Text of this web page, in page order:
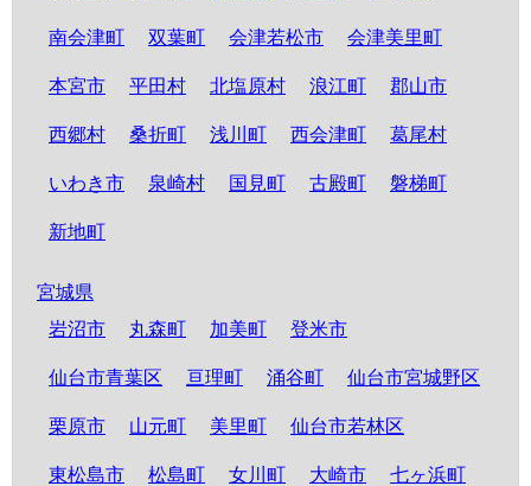
南会津町 双葉町 会津若松市 会津美里町
本宮市 平田村 北塩原村 浪江町 郡山市
西郷村 桑折町 浅川町 西会津町 葛尾村
いわき市 泉崎村 国見町 古殿町 磐梯町
新地町
宮城県
岩沼市
丸森町 加美町 登米市
仙台市青葉区 亘理町 涌谷町 仙台市宮城野区
栗原市 山元町 美里町 仙台市若林区
東松島市 松島町 女川町 大崎市 七ヶ浜町